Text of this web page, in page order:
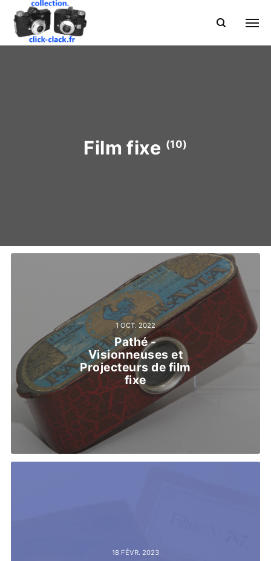
Film fixe (10)
1 OCT. 2022
Pathé -
Visionneuses et
Projecteurs de film
fixe
18 FÉVR. 2023